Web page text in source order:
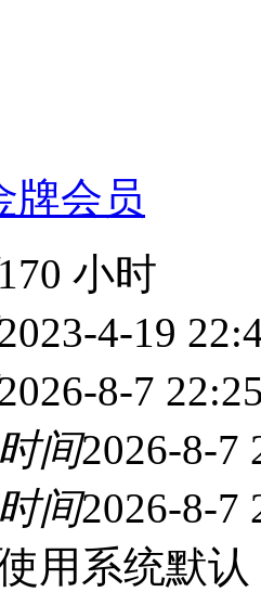
牌会员
小时
4-19
8-7
间2026-8-7
间2026-8-7
用系统默认